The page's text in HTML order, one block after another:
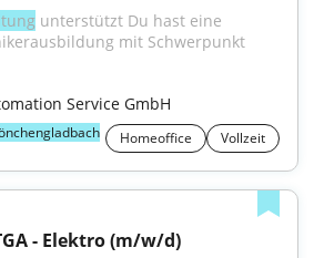
unterstützt Du hast eine
mit Schwerpunkt
Service GmbH
Homeoffice Vollzeit
- Elektro (m/w/d)